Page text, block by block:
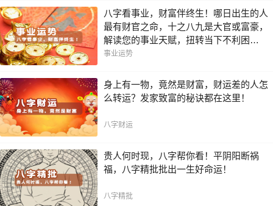
八字看事业，财富伴终生！哪日出生的人
最有财官之命，十之八九是大官或富豪，
解读您的事业天赋，扭转当下不利困
局！！
事业运势
身上有一物，竟然是财富，财运差的人怎
么转运？发家致富的秘诀都在这里！
八字财运
贵人何时现，八字帮你看！平阴阳断祸
福，八字精批批出一生好命运！
八字精批